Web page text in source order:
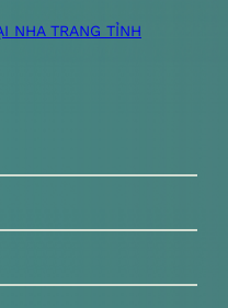
NHA TRANG TỈNH